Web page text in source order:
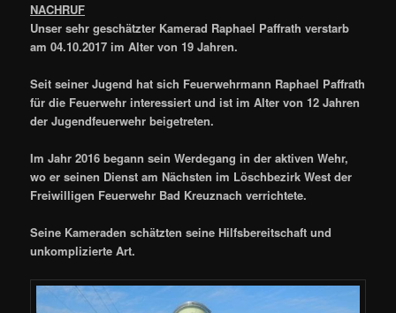
NACHRUF
Unser sehr geschätzter Kamerad Raphael Paffrath verstarb
am 04.10.2017 im Alter von 19 Jahren.
Seit seiner Jugend hat sich Feuerwehrmann Raphael Paffrath
für die Feuerwehr interessiert und ist im Alter von 12 Jahren
der Jugendfeuerwehr beigetreten.
Im Jahr 2016 begann sein Werdegang in der aktiven Wehr,
wo er seinen Dienst am Nächsten im Löschbezirk West der
Freiwilligen Feuerwehr Bad Kreuznach verrichtete.
Seine Kameraden schätzten seine Hilfsbereitschaft und
unkomplizierte Art.